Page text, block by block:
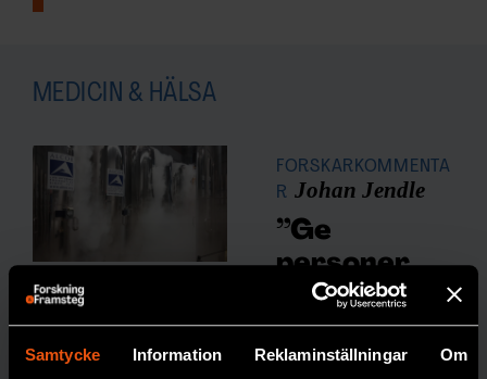
Samtycke Information Reklaminställningar Om
MEDICIN & HÄLSA
Så ska döda
återuppstå
i Sverige
FORSKARKOMMENTA
R Johan Jendle
”Ge
personer
med typ 2-
diabetes
samma